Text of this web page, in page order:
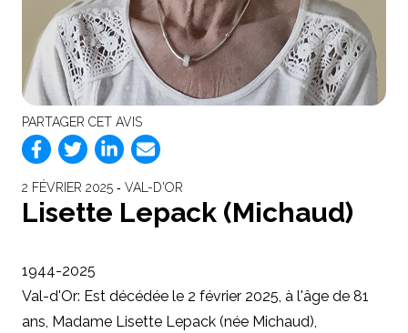
PARTAGER CET AVIS
2 FÉVRIER 2025 ‐ VAL-D'OR
Lisette Lepack (Michaud)
1944-2025
Val-d'Or: Est décédée le 2 février 2025, à l'âge de 81
ans, Madame Lisette Lepack (née Michaud),